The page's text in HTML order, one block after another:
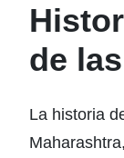
de
La historia